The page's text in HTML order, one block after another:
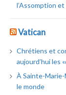
l’Assomption
Vatican
Chrétiens et
aujourd’hui les
À Sainte-
le monde